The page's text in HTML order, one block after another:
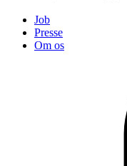
Job
Presse
Om os